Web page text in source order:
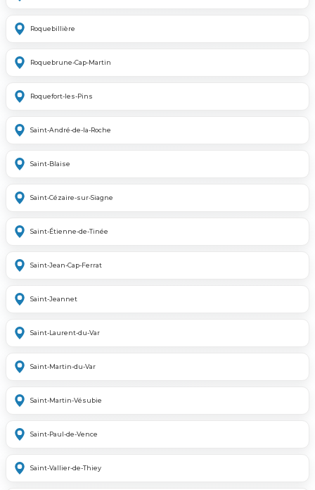
Roquebillière
Roquebrune-Cap-Martin
Roquefort-les-Pins
Saint-André-de-la-Roche
Saint-Blaise
Saint-Cézaire-sur-Siagne
Saint-Étienne-de-Tinée
Saint-Jean-Cap-Ferrat
Saint-Jeannet
Saint-Laurent-du-Var
Saint-Martin-du-Var
Saint-Martin-Vésubie
Saint-Paul-de-Vence
Saint-Vallier-de-Thiey